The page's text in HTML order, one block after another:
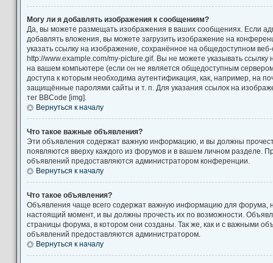
Могу ли я добавлять изображения к сообщениям?
Да, вы можете размещать изображения в ваших сообщениях. Если
добавлять вложения, вы можете загрузить изображение на
указать ссылку на изображение, сохранённое на общедоступном
http://www.example.com/my-picture.gif. Вы не можете указывать
на вашем компьютере (если он не является общедоступным
доступа к которым необходима аутентификация, как, например, на
защищённые паролями сайты и т. п. Для указания ссылок на
тег BBCode [img].
Вернуться к началу
Что такое важные объявления?
Эти объявления содержат важную информацию, и вы должны
появляются вверху каждого из форумов и в вашем личном разделе.
объявлений предоставляются администратором конференции.
Вернуться к началу
Что такое объявления?
Объявления чаще всего содержат важную информацию для форума,
настоящий момент, и вы должны прочесть их по возможности.
страницы форума, в котором они созданы. Так же, как и с важными
объявлений предоставляются администратором.
Вернуться к началу